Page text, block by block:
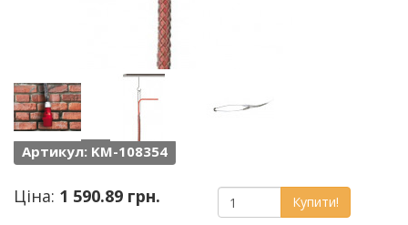
Артикул: KM-108354
Ціна: 1 590.89 грн. Купити!